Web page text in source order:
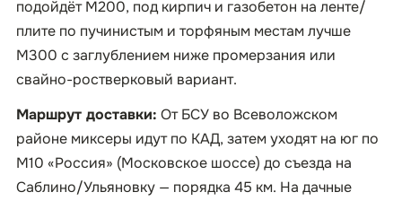
подойдёт М200, под кирпич и газобетон на ленте/
плите по пучинистым и торфяным местам лучше
М300 с заглублением ниже промерзания или
свайно-ростверковый вариант.
Маршрут доставки: От БСУ во Всеволожском
районе миксеры идут по КАД, затем уходят на юг по
М10 «Россия» (Московское шоссе) до съезда на
Саблино/Ульяновку — порядка 45 км. На дачные